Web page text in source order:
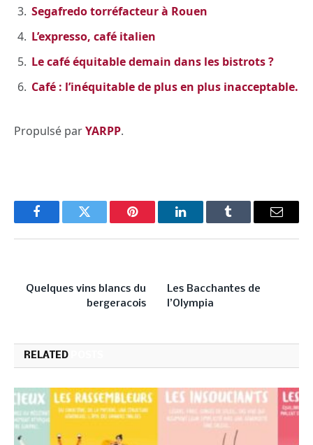
Segafredo torréfacteur à Rouen
L’expresso, café italien
Le café équitable demain dans les bistrots ?
Café : l’inéquitable de plus en plus inacceptable.
Propulsé parYARPP.
FacebookTwitter Pinterest LinkedInTumblr Email
Quelques vins blancs du
bergeracois
Les Bacchantes de
l’Olympia
RELATED